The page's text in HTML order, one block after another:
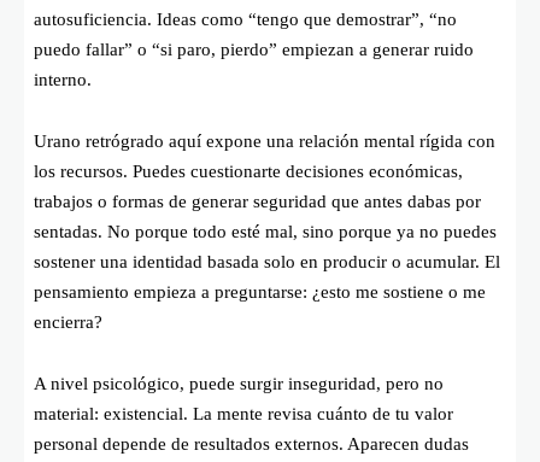
autosuficiencia. Ideas como “tengo que demostrar”, “no
puedo fallar” o “si paro, pierdo” empiezan a generar ruido
interno.
Urano retrógrado aquí expone una relación mental rígida con
los recursos. Puedes cuestionarte decisiones económicas,
trabajos o formas de generar seguridad que antes dabas por
sentadas. No porque todo esté mal, sino porque ya no puedes
sostener una identidad basada solo en producir o acumular. El
pensamiento empieza a preguntarse: ¿esto me sostiene o me
encierra?
A nivel psicológico, puede surgir inseguridad, pero no
material: existencial. La mente revisa cuánto de tu valor
personal depende de resultados externos. Aparecen dudas